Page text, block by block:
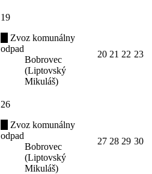
19
Zvoz komunálny
odpad
Bobrovec
(Liptovský
Mikuláš)
20 21 22 23
26
Zvoz komunálny
odpad
Bobrovec
(Liptovský
Mikuláš)
27 28 29 30